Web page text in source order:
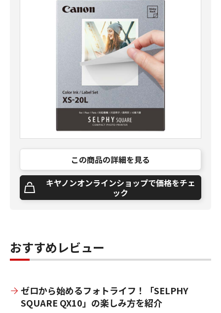
この商品の詳細を見る
キヤノンオンラインショップで価格をチェ
ック
おすすめレビュー
ゼロから始めるフォトライフ！「SELPHY
SQUARE QX10」の楽しみ方を紹介